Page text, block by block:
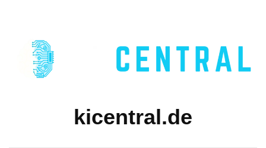
kicentral.de